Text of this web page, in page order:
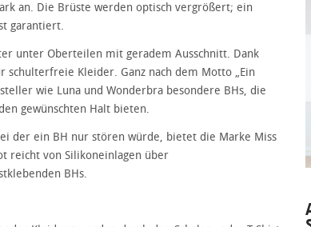
an. Die Brüste werden optisch vergrößert; ein
garantiert.
unter Oberteilen mit geradem Ausschnitt. Dank
Kleider. Ganz nach dem Motto „Ein
wie Luna und Wonderbra besondere BHs, die
gewünschten Halt bieten.
der ein BH nur stören würde, bietet die Marke Miss
reicht von Silikoneinlagen über
BHs.